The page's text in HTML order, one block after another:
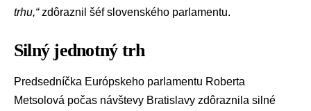
trhu,“zdôraznil šéf slovenského parlamentu.
Silný jednotný trh
Predsedníčka Európskeho parlamentu Roberta
Metsolová počas návštevy Bratislavy zdôraznila silné